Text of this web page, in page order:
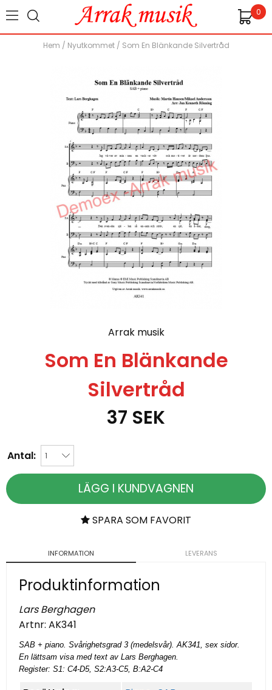
0
Hem / Nyutkommet/ Som En Blänkande Silvertråd
Arrak musik
Som En Blänkande
Silvertråd
37 SEK
Antal:
LÄGG I KUNDVAGNEN
SPARA SOM FAVORIT
INFORMATION LEVERANS
Produktinformation
Lars Berghagen
Artnr: AK341
SAB + piano. Svårighetsgrad 3 (medelsvår). AK341, sex sidor.
En lättsam visa med text av Lars Berghagen.
Register: S1: C4-D5, S2:A3-C5, B:A2-C4